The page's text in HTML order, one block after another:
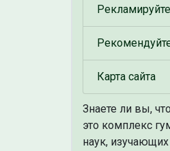
Карта сайта
Знаете ли вы, что
это комплекс
наук,